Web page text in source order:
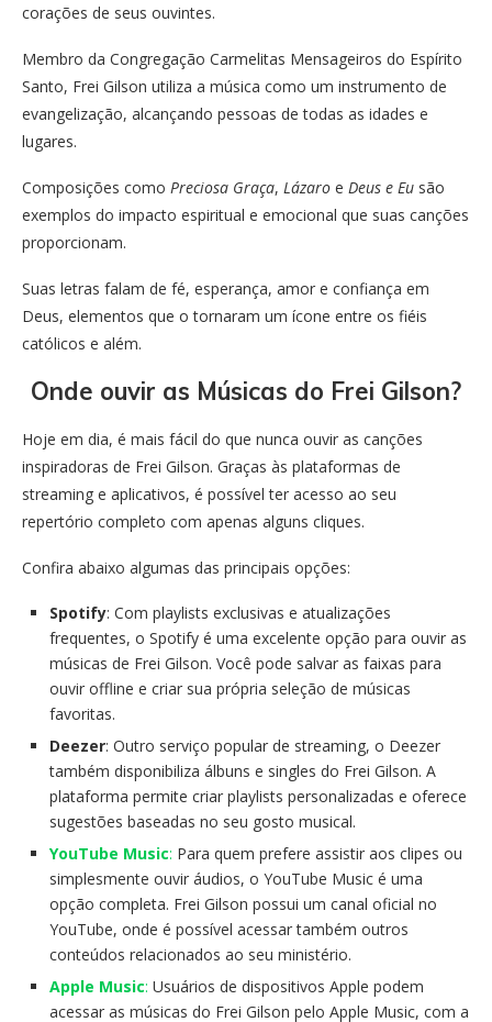
corações de seus ouvintes.
Membro da Congregação Carmelitas Mensageiros do Espírito
Santo, Frei Gilson utiliza a música como um instrumento de
evangelização, alcançando pessoas de todas as idades e
lugares.
Composições como Preciosa Graça, Lázaro e Deus e Eu são
exemplos do impacto espiritual e emocional que suas canções
proporcionam.
Suas letras falam de fé, esperança, amor e confiança em
Deus, elementos que o tornaram um ícone entre os fiéis
católicos e além.
Onde ouvir as Músicas do Frei Gilson?
Hoje em dia, é mais fácil do que nunca ouvir as canções
inspiradoras de Frei Gilson. Graças às plataformas de
streaming e aplicativos, é possível ter acesso ao seu
repertório completo com apenas alguns cliques.
Confira abaixo algumas das principais opções:
Spotify: Com playlists exclusivas e atualizações
frequentes, o Spotify é uma excelente opção para ouvir as
músicas de Frei Gilson. Você pode salvar as faixas para
ouvir offline e criar sua própria seleção de músicas
favoritas.
Deezer: Outro serviço popular de streaming, o Deezer
também disponibiliza álbuns e singles do Frei Gilson. A
plataforma permite criar playlists personalizadas e oferece
sugestões baseadas no seu gosto musical.
YouTube Music: Para quem prefere assistir aos clipes ou
simplesmente ouvir áudios, o YouTube Music é uma
opção completa. Frei Gilson possui um canal oficial no
YouTube, onde é possível acessar também outros
conteúdos relacionados ao seu ministério.
Apple Music: Usuários de dispositivos Apple podem
acessar as músicas do Frei Gilson pelo Apple Music, com a